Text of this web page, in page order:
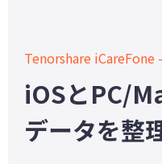
Tenorshare iCareFone
iOSとPC/
データを整